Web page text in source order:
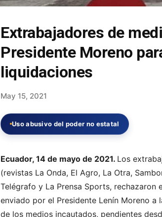
Extrabajadores de
Presidente Moreno
liquidaciones
May 15, 2021
Uso abusivo del poder no estatal
Ecuador, 14 de mayo de 2021. Los
(revistas La Onda, El Agro, La Otra,
Telégrafo y La Prensa Sports, rechazaron
enviado por el Presidente Lenín Moreno
de los medios incautados, pendientes